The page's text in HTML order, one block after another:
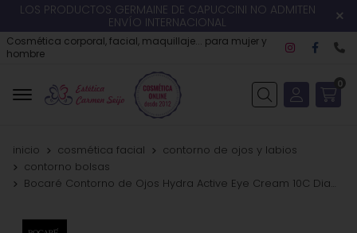
LOS PRODUCTOS GERMAINE DE CAPUCCINI NO ADMITEN
ENVÍO INTERNACIONAL
Cosmética corporal, facial, maquillaje... para mujer y
hombre
Buscar
0
inicio cosmética facial
contorno de ojos y labios
contorno bolsas
Bocaré Contorno de Ojos Hydra Active Eye Cream 10C Diamond